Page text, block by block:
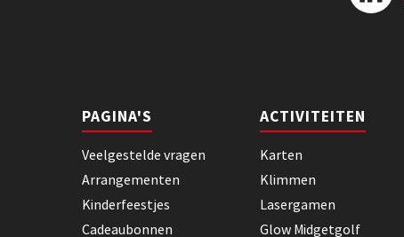
PAGINA'S
Veelgestelde vragen
Arrangementen
Kinderfeestjes
Cadeaubonnen
ACTIVITEITEN
Karten
Klimmen
Lasergamen
Glow Midgetgolf